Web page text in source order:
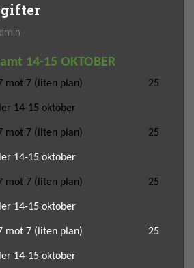
14-15 OKTOBER
mot 7 (liten plan) 25
14-15 oktober
mot 7 (liten plan) 25
14-15 oktober
mot 7 (liten plan) 25
14-15 oktober
mot 7 (liten plan) 25
14-15 oktober